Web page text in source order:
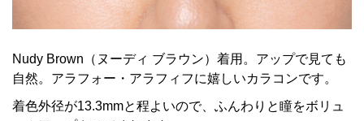
Nudy Brown（ヌーディ ブラウン）着用。アップで見ても
自然。アラフォー・アラフィフに嬉しいカラコンです。
着色外径が13.3mmと程よいので、ふんわりと瞳をボリュ